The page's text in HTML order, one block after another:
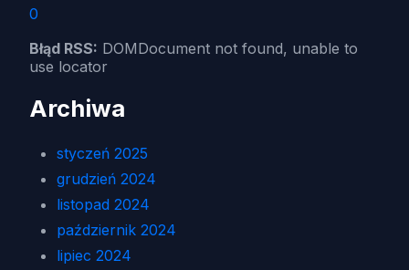
0
Błąd RSS: DOMDocument not found, unable to
use locator
Archiwa
styczeń 2025
grudzień 2024
listopad 2024
październik 2024
lipiec 2024